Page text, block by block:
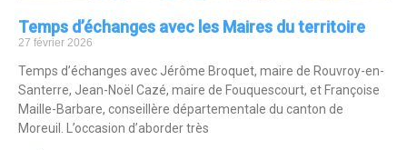
Temps d’échanges avec les Maires du territoire
27 février 2026
Temps d’échanges avec Jérôme Broquet, maire de Rouvroy-en-
Santerre, Jean-Noël Cazé, maire de Fouquescourt, et Françoise
Maille-Barbare, conseillère départementale du canton de
Moreuil. L’occasion d’aborder très